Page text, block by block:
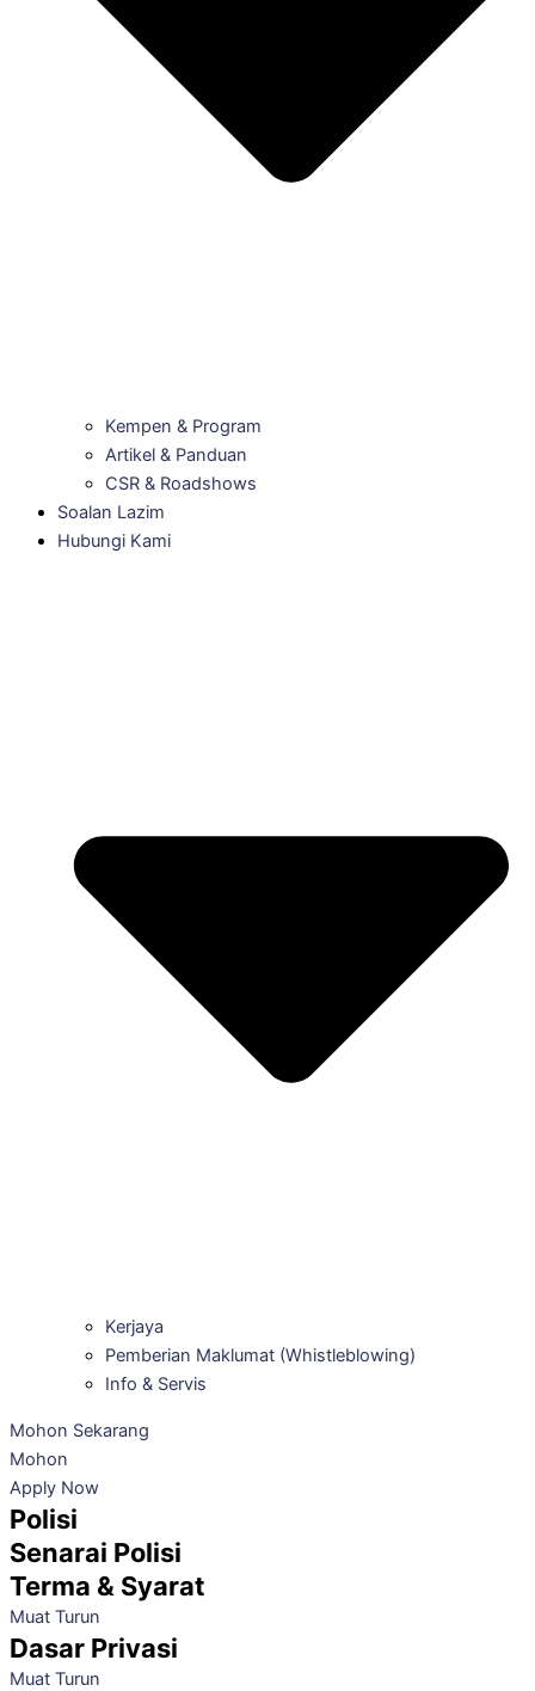
Kempen & Program
Artikel & Panduan
CSR & Roadshows
Soalan Lazim
Hubungi Kami
Kerjaya
Pemberian Maklumat (Whistleblowing)
Info & Servis
Mohon Sekarang
Mohon
Apply Now
Polisi
Senarai Polisi
Terma & Syarat
Muat Turun
Dasar Privasi
Muat Turun